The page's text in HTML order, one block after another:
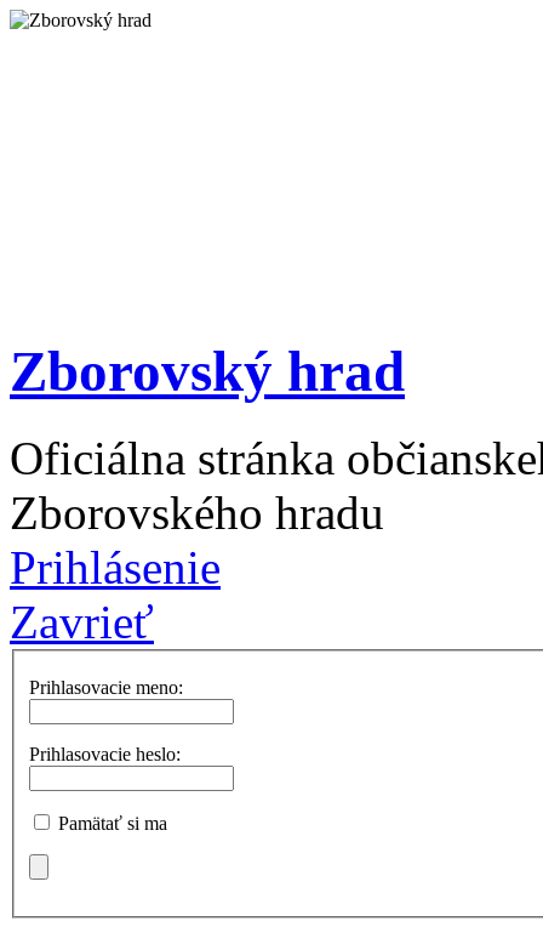
Zborovský hrad
Oficiálna stránka
Zborovského hradu
Prihlásenie
Zavrieť
Prihlasovacie meno:
Prihlasovacie heslo:
Pamätať si ma